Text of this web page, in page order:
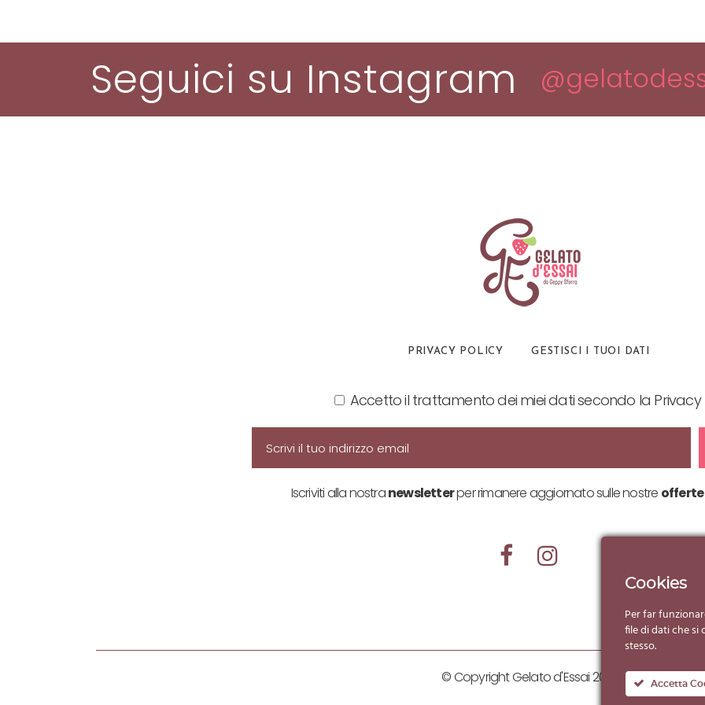
Seguici su Instagram
PRIVACY POLICY GESTISCI I TUOI DATI
Accetto il trattamento dei miei dati secondo la Privacy
Iscriviti alla nostranewsletterper rimanere aggiornato sulle nostre
© Copyright Gelato d'Essai 2019
Cookies
Per far
file di dati che si
stesso.
Accetta